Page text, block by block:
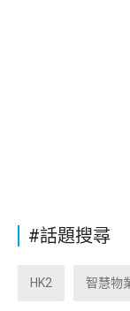
#話題搜尋
HK2 智慧物